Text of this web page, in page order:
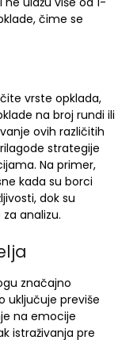
čime se
vrste opklada,
na broj rundi ili
ovih različitih
strategije
Na primer,
kada su borci
dok su
analizu.
značajno
uključuje previše
na emocije
istraživanja pre